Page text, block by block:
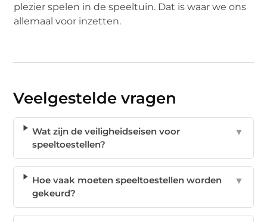
plezier spelen in de speeltuin. Dat is waar we ons
allemaal voor inzetten.
Veelgestelde vragen
Wat zijn de veiligheidseisen voor
speeltoestellen?
▼
Hoe vaak moeten speeltoestellen worden
gekeurd?
▼